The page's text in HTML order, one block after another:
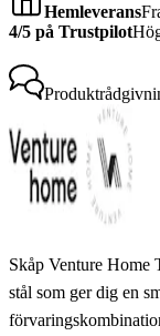
Hemleverans
4/5 på Trustpilot
Skåp Venture Home
stål som ger dig en